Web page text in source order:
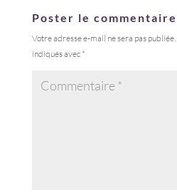
Poster le commentaire
Votre adresse e-mail ne sera pas publiée.
indiqués avec *